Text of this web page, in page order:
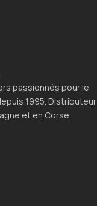
passionnés pour le
1995. Distributeur
et en Corse.